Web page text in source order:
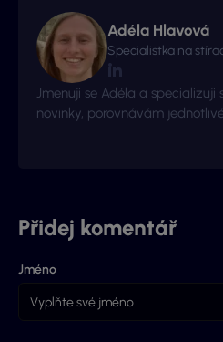
Adéla Hlavová
Specialistka na
Jmenuji se Adéla a specializuji
novinky, porovnávám
Přidej komentář
Jméno